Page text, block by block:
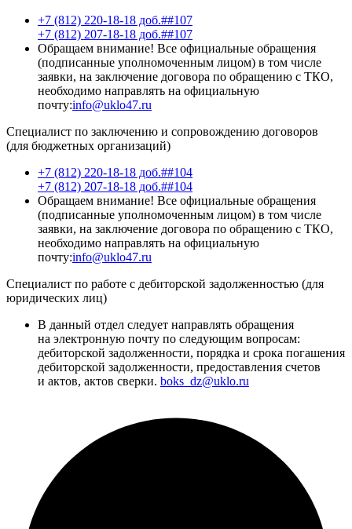
+7 (812) 220-18-18 доб.##107
+7 (812) 207-18-18 доб.##107
Обращаем внимание! Все официальные обращения
(подписанные уполномоченным лицом) в том числе
заявки, на заключение договора по обращению с ТКО,
необходимо направлять на официальную
почту:info@uklo47.ru
Специалист по заключению и сопровождению договоров
(для бюджетных организаций)
+7 (812) 220-18-18 доб.##104
+7 (812) 207-18-18 доб.##104
Обращаем внимание! Все официальные обращения
(подписанные уполномоченным лицом) в том числе
заявки, на заключение договора по обращению с ТКО,
необходимо направлять на официальную
почту:info@uklo47.ru
Специалист по работе с дебиторской задолженностью (для
юридических лиц)
В данный отдел следует направлять обращения
на электронную почту по следующим вопросам:
дебиторской задолженности, порядка и срока погашения
дебиторской задолженности, предоставления счетов
и актов, актов сверки. boks_dz@uklo.ru